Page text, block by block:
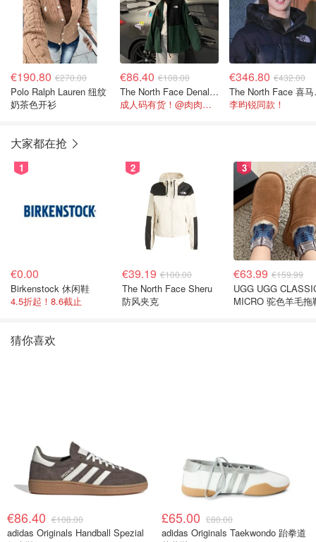
€190.80 €270.00
Polo Ralph Lauren 纽纹
奶茶色开衫
€86.40 €108.00
The North Face Denali 大童抓绒衣外套
成人码有货！@肉肉的小助理
€346.80 €432.00
The
李昀锐同款！
大家都在抢
1
€0.00
Birkenstock 休闲鞋
4.5折起！8.6截止
2
€39.19 €100.00
The North Face Sheru
防风夹克
3
€63.99 €159.99
UGG UGG
MICRO 驼色羊毛拖
猜你喜欢
€86.40 €108.00
adidas Originals Handball Spezial
£65.00 £80.00
adidas Originals Taekwondo 跆拳道